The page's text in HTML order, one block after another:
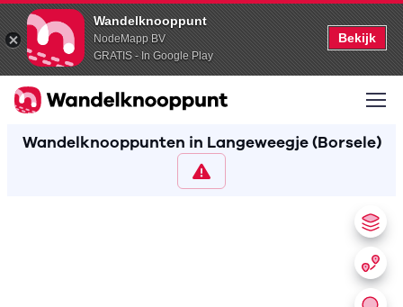
Wandelknooppunt
NodeMapp BV
GRATIS - In Google Play
Bekijk
Wandelknooppunten in Langeweegje (Borsele)